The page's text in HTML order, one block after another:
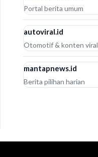
Portal berita umum
autoviral.id
Otomotif & konten viral
mantapnews.id
Berita pilihan harian